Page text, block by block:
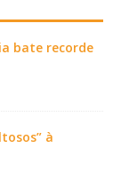
bate recorde
à